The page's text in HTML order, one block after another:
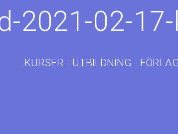
2021-02-
KURSER - UTBILDNING - FÖRLAG